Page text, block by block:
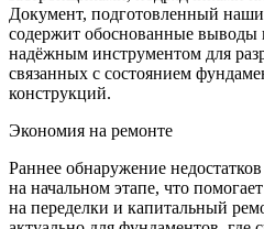
Документ, подготовленный
содержит обоснованные выводы
надёжным инструментом для
связанных с состоянием
конструкций.
Экономия на ремонте
Раннее обнаружение
на начальном этапе, что
на переделки и капитальный